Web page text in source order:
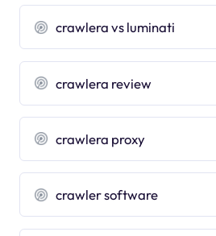
crawlera vs luminati
crawlera review
crawlera proxy
crawler software